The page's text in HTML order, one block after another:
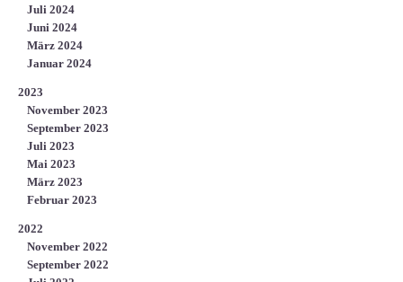
Juli 2024
Juni 2024
März 2024
Januar 2024
2023
November 2023
September 2023
Juli 2023
Mai 2023
März 2023
Februar 2023
2022
November 2022
September 2022